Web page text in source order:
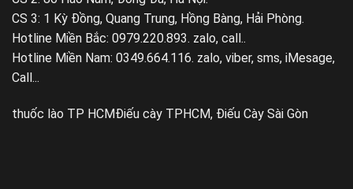
CS 3: 1 Kỳ Đồng, Quang Trung, Hồng Bàng, Hải Phòng.
Hotline Miền Bắc: 0979.220.893. zalo, call..
Hotline Miền Nam: 0349.664.116. zalo, viber, sms, iMesage,
Call...
thuốc lào TP HCMĐiếu cày TPHCM, Điếu Cày Sài Gòn